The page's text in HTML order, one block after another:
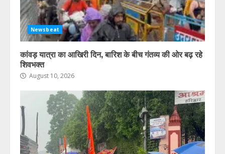
Newsbeat
कांवड़ यात्रा का आखिरी दिन, बारिश के बीच गंतव्य की ओर बढ़ रहे
शिवभक्त
August 10, 2026